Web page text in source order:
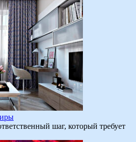
шаг, который требует